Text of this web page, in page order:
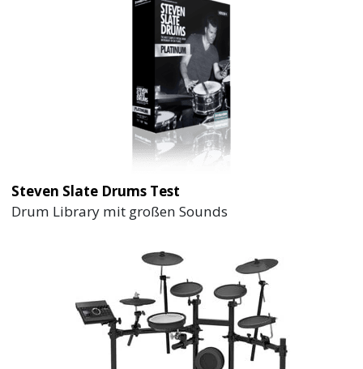
Steven Slate Drums Test
Drum Library mit großen Sounds